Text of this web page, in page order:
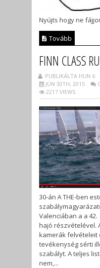
Nyújts hogy ne
Tovább
FINN CLASS
PUBLIKÁLTA HUN 6
JÚN 30TH, 2015
2217 VIEWS
30-án A THE-ben
Valenciában a a
hajó részvételével.
kamerák felvételeit
tevékenység sérti
szabályt. A teljes
nem,...